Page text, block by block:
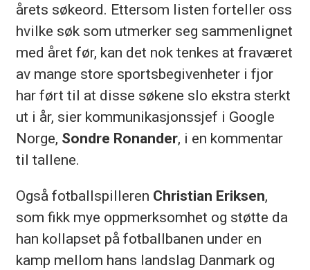
årets søkeord. Ettersom listen forteller oss
hvilke søk som utmerker seg sammenlignet
med året før, kan det nok tenkes at fraværet
av mange store sportsbegivenheter i fjor
har ført til at disse søkene slo ekstra sterkt
ut i år, sier kommunikasjonssjef i Google
Norge, Sondre Ronander, i en kommentar
til tallene.
Også fotballspilleren Christian Eriksen,
som fikk mye oppmerksomhet og støtte da
han kollapset på fotballbanen under en
kamp mellom hans landslag Danmark og